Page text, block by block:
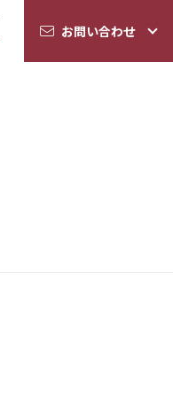
お問い合わせ